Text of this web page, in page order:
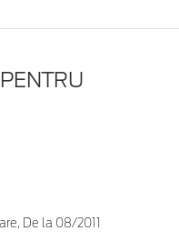
De la 08/2011